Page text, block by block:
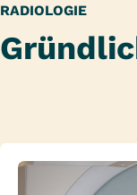
RADIOLOGIE